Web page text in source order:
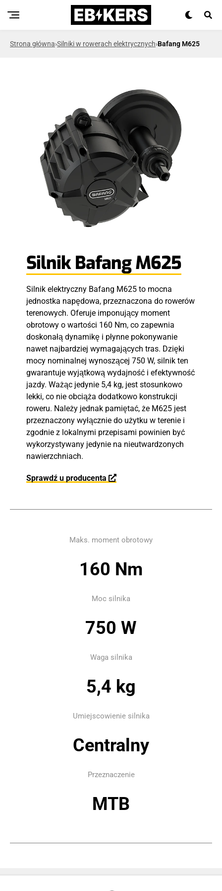
Strona główna›Silniki w rowerach elektrycznych›Bafang M625
Silnik Bafang M625
Silnik elektryczny Bafang M625 to mocna
jednostka napędowa, przeznaczona do rowerów
terenowych. Oferuje imponujący moment
obrotowy o wartości 160 Nm, co zapewnia
doskonałą dynamikę i płynne pokonywanie
nawet najbardziej wymagających tras. Dzięki
mocy nominalnej wynoszącej 750 W, silnik ten
gwarantuje wyjątkową wydajność i efektywność
jazdy. Ważąc jedynie 5,4 kg, jest stosunkowo
lekki, co nie obciąża dodatkowo konstrukcji
roweru. Należy jednak pamiętać, że M625 jest
przeznaczony wyłącznie do użytku w terenie i
zgodnie z lokalnymi przepisami powinien być
wykorzystywany jedynie na nieutwardzonych
nawierzchniach.
Sprawdź u producenta
Maks. moment obrotowy
160 Nm
Moc silnika
750 W
Waga silnika
5,4 kg
Umiejscowienie silnika
Centralny
Przeznaczenie
MTB